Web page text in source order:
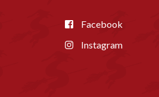
Facebook
Instagram